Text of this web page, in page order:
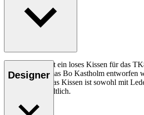
Das CU TK8 ist ein loses Kissen für das
2009 von Thomas Bo Kastholm entworfen
Schaumstoff. Das Kissen ist sowohl mit
Stoffbezug erhältlich.
Designer